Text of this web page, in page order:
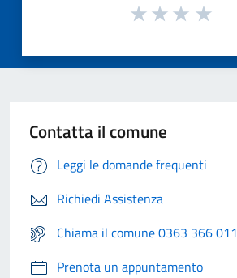
Contatta il comune
Leggi le domande frequenti
Richiedi Assistenza
Chiama il comune 0363 366 011
Prenota un appuntamento